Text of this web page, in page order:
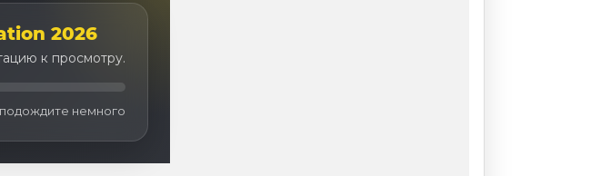
2026
к просмотру.
немного